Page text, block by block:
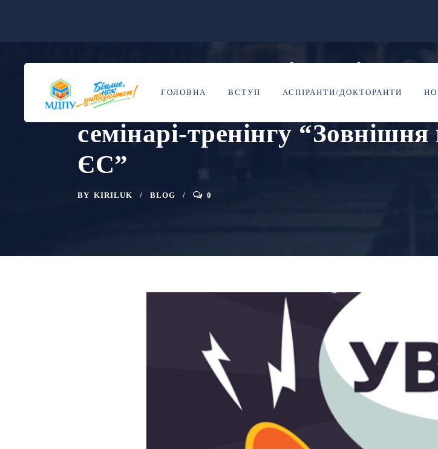
ГОЛОВНА ВСТУП АСПІРАНТИ/ДОКТОРАНТИ
17
Запрошуємо дослідників,
та представників широкої
семінарі-тренінгу
ЄС”
BY KIRILUK BLOG 0